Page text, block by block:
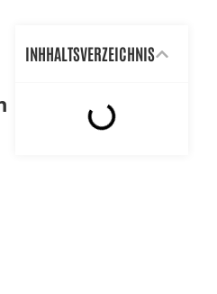
INHHALTSVERZEICHNIS